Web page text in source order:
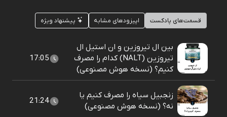
قسمت‌های پادکست اپیزودهای مشابه پیشنهاد ویژه
بین ال تیروزین و ان استیل ال
تیروزین (NALT) کدام را مصرف
کنیم؟ (نسخه هوش مصنوعی)
17:05
زنجبیل سیاه را مصرف کنیم یا
نه؟ (نسخه هوش مصنوعی)
21:24